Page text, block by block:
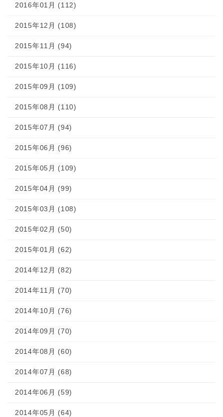
2016年01月 (112)
2015年12月 (108)
2015年11月 (94)
2015年10月 (116)
2015年09月 (109)
2015年08月 (110)
2015年07月 (94)
2015年06月 (96)
2015年05月 (109)
2015年04月 (99)
2015年03月 (108)
2015年02月 (50)
2015年01月 (62)
2014年12月 (82)
2014年11月 (70)
2014年10月 (76)
2014年09月 (70)
2014年08月 (60)
2014年07月 (68)
2014年06月 (59)
2014年05月 (64)